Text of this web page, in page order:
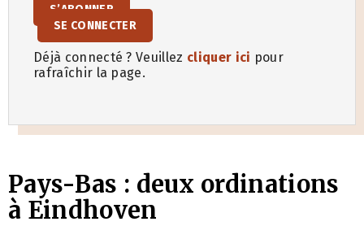
S’ABONNER
SE CONNECTER
Déjà connecté ? Veuillez cliquer ici pour
rafraîchir la page.
Pays-Bas : deux ordinations
à Eindhoven